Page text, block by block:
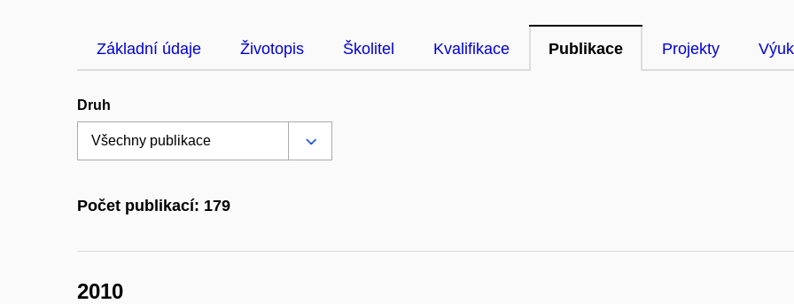
Základní údaje Životopis Školitel Kvalifikace Publikace Projekty
Druh
Počet publikací: 179
2010